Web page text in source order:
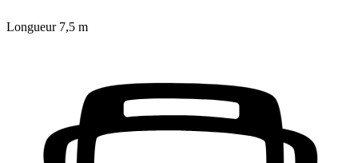
Longueur 7,5 m